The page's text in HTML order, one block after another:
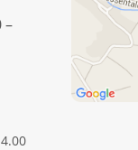
–